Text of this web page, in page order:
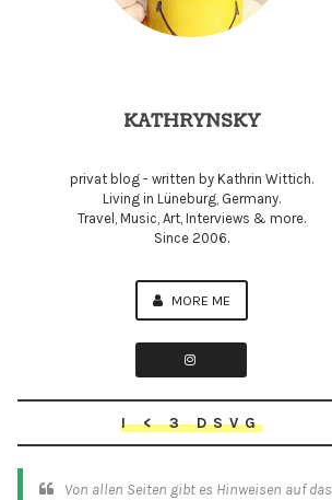
KATHRYNSKY
privat blog - written by Kathrin Wittich.
Living in Lüneburg, Germany.
Travel, Music, Art, Interviews & more.
Since 2006.
MORE ME
I < 3 DSVG
Von allen Seiten gibt es Hinweisen auf das